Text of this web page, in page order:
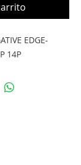
EDGE-
14P